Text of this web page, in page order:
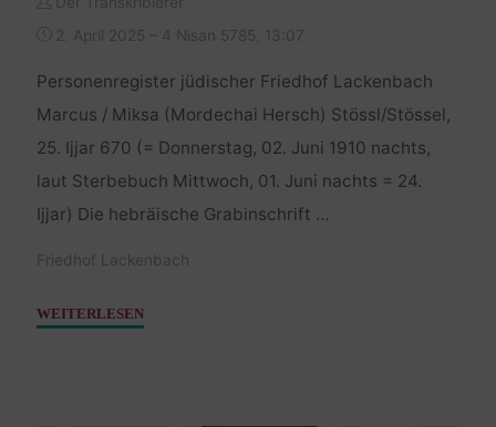
2. April 2025 – 4 Nisan 5785, 13:07
Personenregister jüdischer Friedhof Lackenbach
Marcus / Miksa (Mordechai Hersch) Stössl/Stössel,
25. Ijjar 670 (= Donnerstag, 02. Juni 1910 nachts,
laut Sterbebuch Mittwoch, 01. Juni nachts = 24.
Ijjar) Die hebräische Grabinschrift …
Friedhof Lackenbach
WEITERLESEN"Stössl